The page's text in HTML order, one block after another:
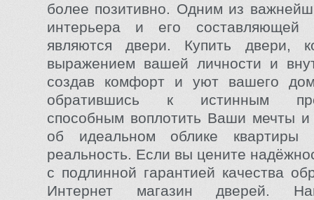
более позитивно. Одним из
интерьера и его составляющей
являются двери. Купить двери,
выражением вашей личности и
создав комфорт и уют вашего
обратившись к истинным
способным воплотить Ваши мечты и
об идеальном облике
реальность. Если вы цените
с подлинной гарантией качества
Интернет магазин дверей.